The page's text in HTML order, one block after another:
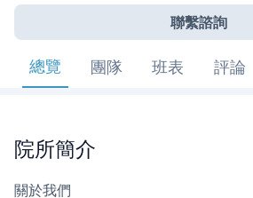
聯繫諮詢
總覽 團隊 班表 評論
院所簡介
關於我們